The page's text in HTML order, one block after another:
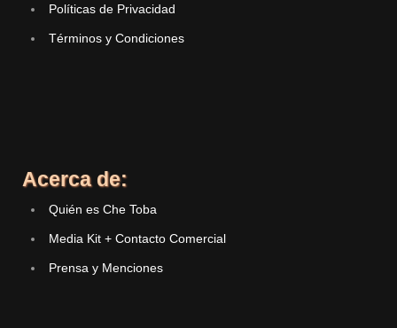
Políticas de Privacidad
Términos y Condiciones
Acerca de:
Quién es Che Toba
Media Kit + Contacto Comercial
Prensa y Menciones